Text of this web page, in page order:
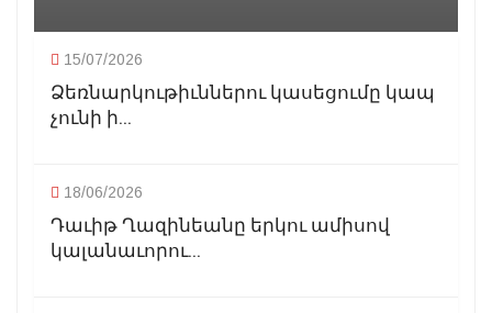
15/07/2026
Ձեռնարկութիւններու կասեցումը կապ
չունի ի...
18/06/2026
Դաւիթ Ղազինեանը երկու ամիսով
կալանաւորու...